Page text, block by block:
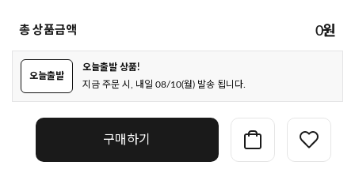
총 상품금액 0원
오늘출발
오늘출발 상품!
지금 주문 시, 내일 08/10(월) 발송 됩니다.
구매하기